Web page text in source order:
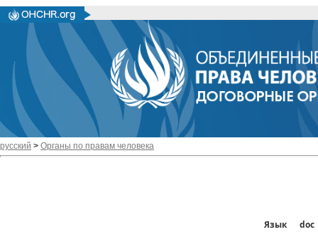
русский > Органы по правам человека
Язык
doc